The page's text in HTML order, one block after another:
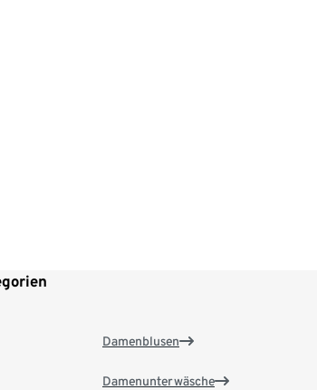
Damenblusen
Damenunterwäsche